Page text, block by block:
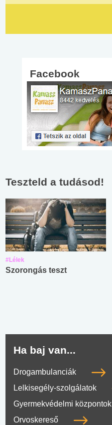
Facebook
Teszteld a tudásod!
#Lélek
Szorongás teszt
Ha baj van...
Drogambulanciák
Lelkisegély-szolgálatok
Gyermekvédelmi központok
Orvoskereső